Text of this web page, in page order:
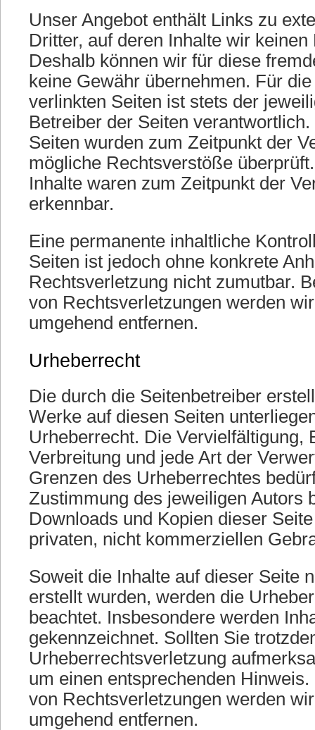
Unser Angebot enthält Links zu
Dritter, auf deren Inhalte wir keinen
Deshalb können wir für diese
keine Gewähr übernehmen. Für
verlinkten Seiten ist stets der
Betreiber der Seiten
Seiten wurden zum Zeitpunkt der
mögliche Rechtsverstöße
Inhalte waren zum Zeitpunkt der
erkennbar.
Eine permanente inhaltliche
Seiten ist jedoch ohne konkrete
Rechtsverletzung nicht zumutbar.
von Rechtsverletzungen werden
umgehend entfernen.
Urheberrecht
Die durch die Seitenbetreiber
Werke auf diesen Seiten
Urheberrecht. Die Vervielfältigung,
Verbreitung und jede Art der
Grenzen des Urheberrechtes
Zustimmung des jeweiligen Autors
Downloads und Kopien dieser
privaten, nicht kommerziellen
Soweit die Inhalte auf dieser Seite
erstellt wurden, werden die
beachtet. Insbesondere werden
gekennzeichnet. Sollten Sie
Urheberrechtsverletzung
um einen entsprechenden
von Rechtsverletzungen werden
umgehend entfernen.